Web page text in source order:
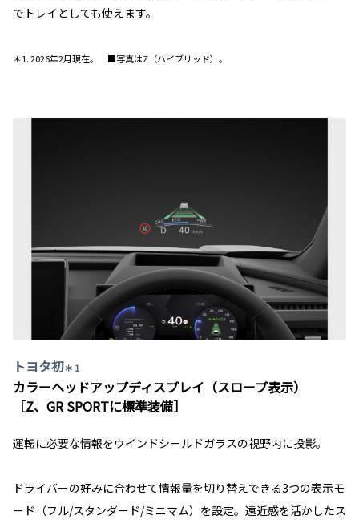
でトレイとしても使えます。
＊1. 2026年2月現在。 ■写真はZ（ハイブリッド）。
トヨタ初＊ 1
カラーヘッドアップディスプレイ（スロープ表示）
［Z、GR SPORTに標準装備］
運転に必要な情報をウインドシールドガラスの視野内に投影。
ドライバーの好みに合わせて情報量を切り替えできる3つの表示モ
ード（フル/スタンダード/ミニマム）を設定。遠近感を活かしたス